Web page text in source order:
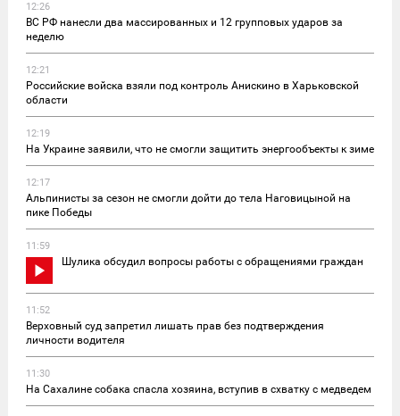
12:26
ВС РФ нанесли два массированных и 12 групповых ударов за
неделю
12:21
Российские войска взяли под контроль Анискино в Харьковской
области
12:19
На Украине заявили, что не смогли защитить энергообъекты к зиме
12:17
Альпинисты за сезон не смогли дойти до тела Наговицыной на
пике Победы
11:59
Шулика обсудил вопросы работы с обращениями граждан
11:52
Верховный суд запретил лишать прав без подтверждения
личности водителя
11:30
На Сахалине собака спасла хозяина, вступив в схватку с медведем